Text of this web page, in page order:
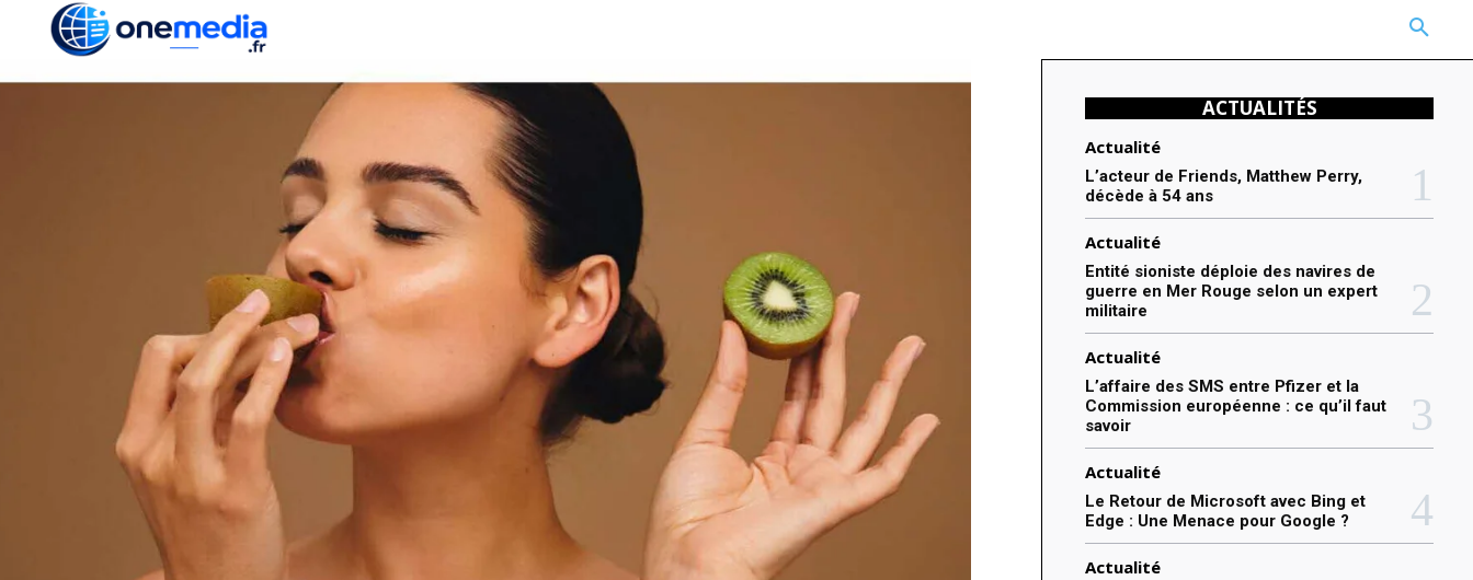
MORE
ACTUALITÉS
Actualité
L’acteur de Friends, Matthew Perry,
décède à 54 ans
Actualité
Entité sioniste déploie des navires de
guerre en Mer Rouge selon un expert
militaire
Actualité
L’affaire des SMS entre Pfizer et la
Commission européenne : ce qu’il faut
savoir
Actualité
Le Retour de Microsoft avec Bing et
Edge : Une Menace pour Google ?
Actualité